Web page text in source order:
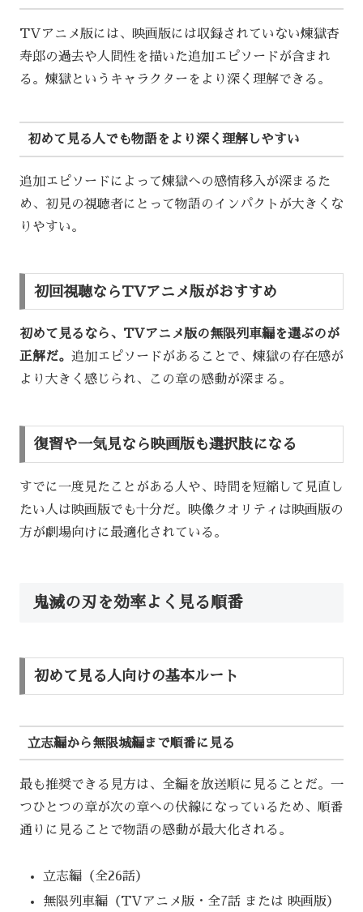
TVアニメ版には、映画版には収録されていない煉獄杏
寿郎の過去や人間性を描いた追加エピソードが含まれ
る。煉獄というキャラクターをより深く理解できる。
初めて見る人でも物語をより深く理解しやすい
追加エピソードによって煉獄への感情移入が深まるた
め、初見の視聴者にとって物語のインパクトが大きくな
りやすい。
初回視聴ならTVアニメ版がおすすめ
初めて見るなら、TVアニメ版の無限列車編を選ぶのが
正解だ。 追加エピソードがあることで、煉獄の存在感が
より大きく感じられ、この章の感動が深まる。
復習や一気見なら映画版も選択肢になる
すでに一度見たことがある人や、時間を短縮して見直し
たい人は映画版でも十分だ。映像クオリティは映画版の
方が劇場向けに最適化されている。
鬼滅の刃を効率よく見る順番
初めて見る人向けの基本ルート
立志編から無限城編まで順番に見る
最も推奨できる見方は、全編を放送順に見ることだ。一
つひとつの章が次の章への伏線になっているため、順番
通りに見ることで物語の感動が最大化される。
立志編（全26話）
無限列車編（TVアニメ版・全7話 または 映画版）